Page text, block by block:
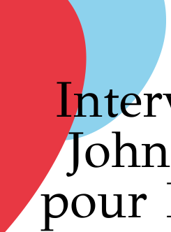
pour